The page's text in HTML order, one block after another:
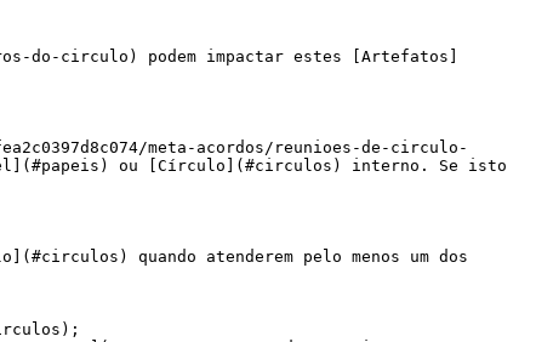
do-circulo) podem impactar estes [Artefatos]
meta-acordos/reunioes-de-circulo-
ou [Círculo](#circulos) interno. Se isto
quando atenderem pelo menos um dos